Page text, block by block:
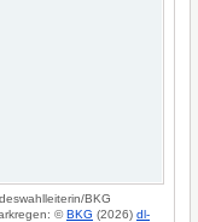
BKG
©BKG (2026) dl-